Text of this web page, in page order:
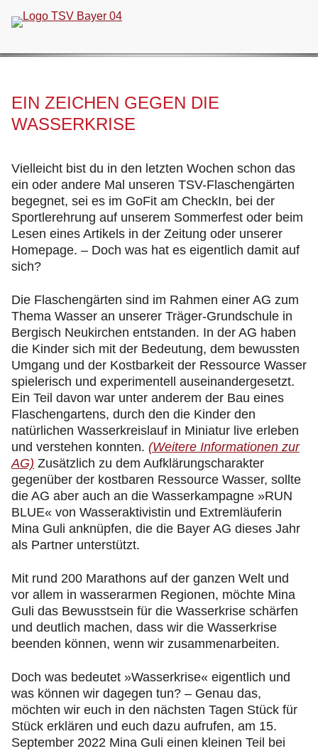
überspringen
EIN ZEICHEN GEGEN DIE
WASSERKRISE
Vielleicht bist du in den letzten Wochen schon das
ein oder andere Mal unseren TSV-Flaschengärten
begegnet, sei es im GoFit am CheckIn, bei der
Sportlerehrung auf unserem Sommerfest oder beim
Lesen eines Artikels in der Zeitung oder unserer
Homepage. – Doch was hat es eigentlich damit auf
sich?
Die Flaschengärten sind im Rahmen einer AG zum
Thema Wasser an unserer Träger-Grundschule in
Bergisch Neukirchen entstanden. In der AG haben
die Kinder sich mit der Bedeutung, dem bewussten
Umgang und der Kostbarkeit der Ressource Wasser
spielerisch und experimentell auseinandergesetzt.
Ein Teil davon war unter anderem der Bau eines
Flaschengartens, durch den die Kinder den
natürlichen Wasserkreislauf in Miniatur live erleben
und verstehen konnten. (Weitere Informationen zur
AG) Zusätzlich zu dem Aufklärungscharakter
gegenüber der kostbaren Ressource Wasser, sollte
die AG aber auch an die Wasserkampagne »RUN
BLUE« von Wasseraktivistin und Extremläuferin
Mina Guli anknüpfen, die die Bayer AG dieses Jahr
als Partner unterstützt.
Mit rund 200 Marathons auf der ganzen Welt und
vor allem in wasserarmen Regionen, möchte Mina
Guli das Bewusstsein für die Wasserkrise schärfen
und deutlich machen, dass wir die Wasserkrise
beenden können, wenn wir zusammenarbeiten.
Doch was bedeutet »Wasserkrise« eigentlich und
was können wir dagegen tun? – Genau das,
möchten wir euch in den nächsten Tagen Stück für
Stück erklären und euch dazu aufrufen, am 15.
September 2022 Mina Guli einen kleinen Teil bei